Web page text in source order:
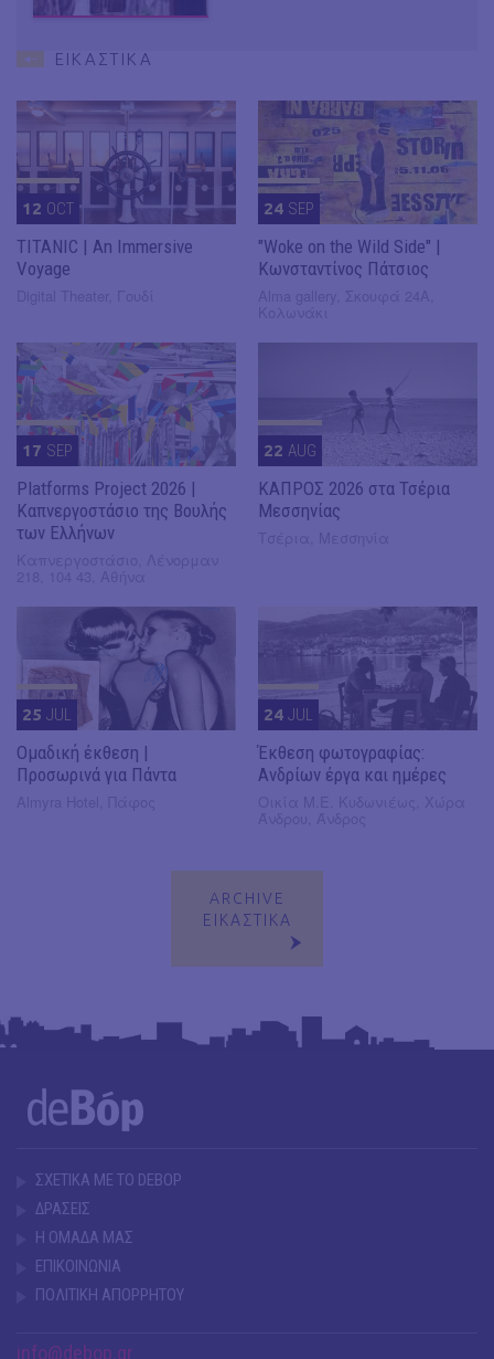
ΕΙΚΑΣΤΙΚΑ
12 OCT
TITANIC | An Immersive
Voyage
24 SEP
"Woke on the Wild Side" |
Κωνσταντίνος Πάτσιος
17 SEP
Platforms Project 2026 |
Καπνεργοστάσιο της Βουλής
των Ελλήνων
22 AUG
ΚΑΠΡΟΣ 2026 στα Τσέρια
Μεσσηνίας
25 JUL
Ομαδική έκθεση |
Προσωρινά για Πάντα
24 JUL
Έκθεση φωτογραφίας:
Ανδρίων έργα και ημέρες
ARCHIVE
ΕΙΚΑΣΤΙΚΑ
ΣΧΕΤΙΚΑ ΜΕ ΤΟ DEBOP
ΔΡΑΣΕΙΣ
Η ΟΜΑΔΑ ΜΑΣ
ΕΠΙΚΟΙΝΩΝΙΑ
ΠΟΛΙΤΙΚΗ ΑΠΟΡΡΗΤΟΥ
info@debop.gr